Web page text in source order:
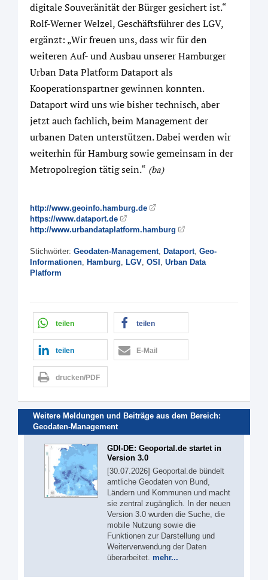
digitale Souveränität der Bürger gesichert ist.“
Rolf-Werner Welzel, Geschäftsführer des LGV,
ergänzt: „Wir freuen uns, dass wir für den
weiteren Auf- und Ausbau unserer Hamburger
Urban Data Platform Dataport als
Kooperationspartner gewinnen konnten.
Dataport wird uns wie bisher technisch, aber
jetzt auch fachlich, beim Management der
urbanen Daten unterstützen. Dabei werden wir
weiterhin für Hamburg sowie gemeinsam in der
Metropolregion tätig sein.“ (ba)
http://www.geoinfo.hamburg.de
https://www.dataport.de
http://www.urbandataplatform.hamburg
Stichwörter: Geodaten-Management, Dataport, Geo-
Informationen, Hamburg, LGV, OSI , Urban Data
Platform
teilen teilen
teilen E-Mail
drucken/PDF
Weitere Meldungen und Beiträge aus dem Bereich:
Geodaten-Management
GDI-DE: Geoportal.de startet in
Version 3.0
[30.07.2026] Geoportal.de bündelt
amtliche Geodaten von Bund,
Ländern und Kommunen und macht
sie zentral zugänglich. In der neuen
Version 3.0 wurden die Suche, die
mobile Nutzung sowie die
Funktionen zur Darstellung und
Weiterverwendung der Daten
überarbeitet. mehr...